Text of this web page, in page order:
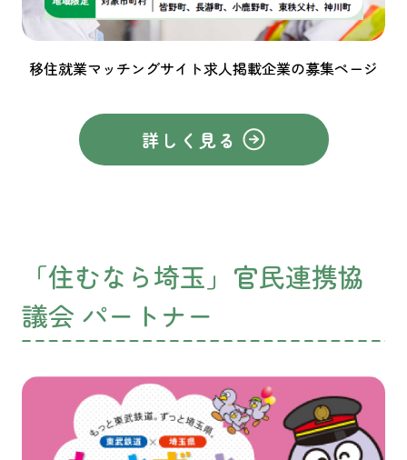
移住就業マッチングサイト求人掲載企業の募集ページ
詳しく見る
「住むなら埼玉」官民連携協
議会 パートナー